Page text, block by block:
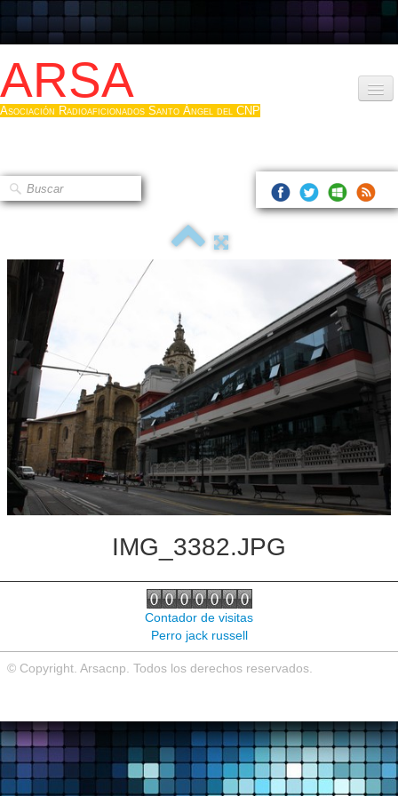
ARSA
Asociación Radioaficionados Santo Ángel del CNP
Que es la ARSA
Hacerse socio
Log diploma en Pdf
Fotos
Sistemas Digitales
Noticias de interés
Contacto
IMG_3382.JPG
Contador de visitas
Perro jack russell
© Copyright. Arsacnp. Todos los derechos reservados.